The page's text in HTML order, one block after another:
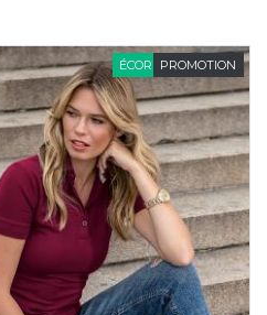
ÉCORESPONSABLE
PROMOTION